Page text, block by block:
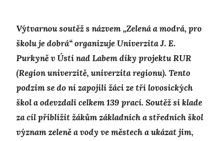
Výtvarnou soutěž s názvem „Zelená a modrá, pro
školu je dobrá“ organizuje Univerzita J. E.
Purkyně v Ústí nad Labem díky projektu RUR
(Region univerzitě, univerzita regionu). Tento
podzim se do ní zapojili žáci ze tří lovosických
škol a odevzdali celkem 139 prací. Soutěž si klade
za cíl přiblížit žákům základních a středních škol
význam zeleně a vody ve městech a ukázat jim,